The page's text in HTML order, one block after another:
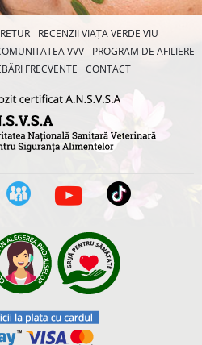
RECENZII VIAȚA VERDE VIU
VVV
PROGRAM DE AFILIERE
FRECVENTE CONTACT